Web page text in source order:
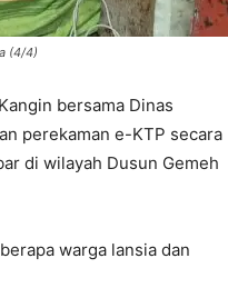
(4/4)
bersama Dinas
perekaman e-KTP secara
di wilayah Dusun Gemeh
warga lansia dan